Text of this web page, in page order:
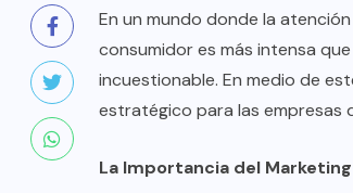
En un mundo donde la
consumidor es más intensa
incuestionable. En medio de
estratégico para las empresas
La Importancia del